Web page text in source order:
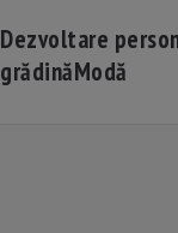
Dezvoltare
grădinăModă